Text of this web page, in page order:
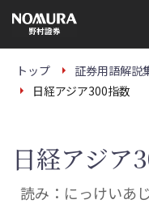
の
ー
トップ 証券用語解説
日経アジア300指数
日経アジア
読み：にっけいあ